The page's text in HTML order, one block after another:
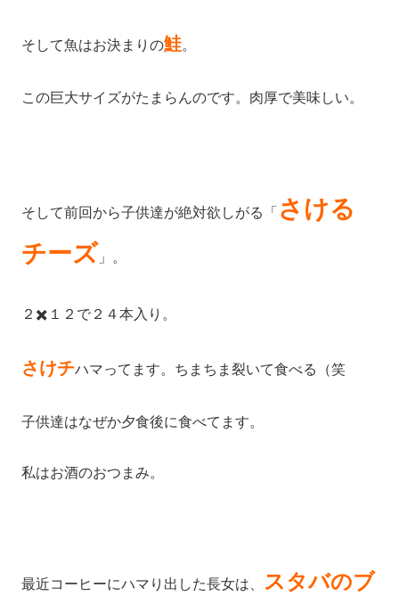
そして魚はお決まりの鮭。
この巨大サイズがたまらんのです。肉厚で美味しい。
そして前回から子供達が絶対欲しがる「 さける
チーズ 」。
２✖️１２で２４本入り。
さけチハマってます。ちまちま裂いて食べる（笑
子供達はなぜか夕食後に食べてます。
私はお酒のおつまみ。
最近コーヒーにハマり出した長女は、 スタバのブ